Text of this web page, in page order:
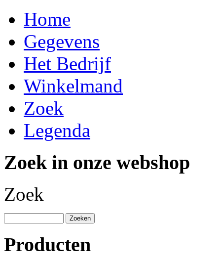
Home
Gegevens
Het Bedrijf
Winkelmand
Zoek
Legenda
Zoek in onze webshop
Zoek
Producten